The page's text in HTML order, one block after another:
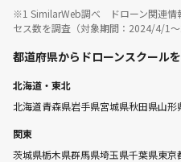
※1 SimilarWeb調べ ドローン関連情
セス数を調査（対象期間：2024/4/1
都道府県からドローンスクール
北海道・東北
北海道青森県岩手県宮城県秋田県山形
関東
茨城県栃木県群馬県埼玉県千葉県東京